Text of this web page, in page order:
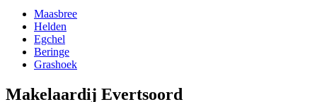
Maasbree
Helden
Egchel
Beringe
Grashoek
Makelaardij Evertsoord